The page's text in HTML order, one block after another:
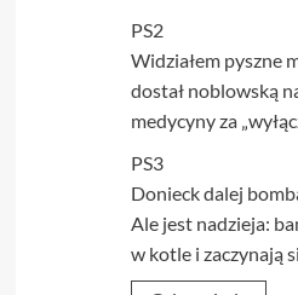
PS2
Widziałem pyszne
dostał noblowską
medycyny za
PS3
Donieck dalej
Ale jest nadzieja:
w kotle i zaczynają